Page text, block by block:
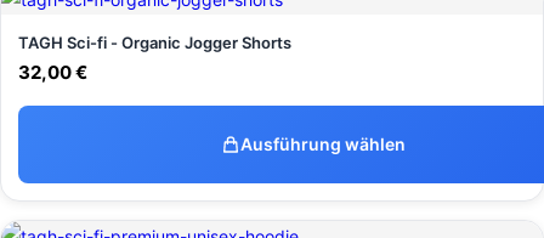
TAGH Sci-fi - Organic Jogger Shorts
32,00€
Ausführung wählen